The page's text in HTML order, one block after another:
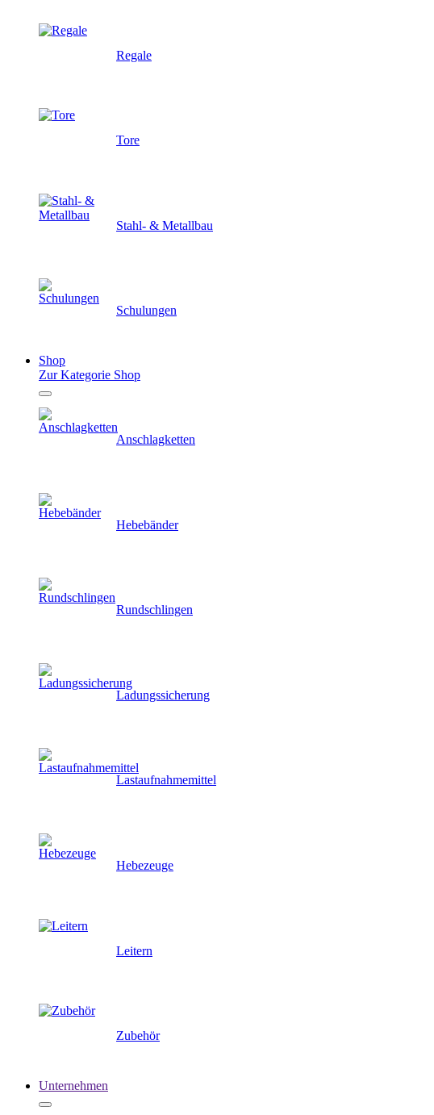
Regale
Tore
Stahl- & Metallbau
Schulungen
Shop
Zur Kategorie Shop
Anschlagketten
Hebebänder
Rundschlingen
Ladungssicherung
Lastaufnahmemittel
Hebezeuge
Leitern
Zubehör
Unternehmen